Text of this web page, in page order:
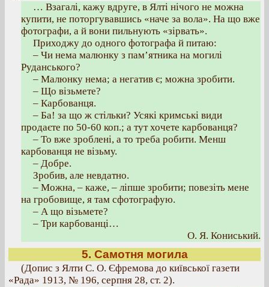
… Взагалі, кажу вдруге, в Ялті нічого не можна
купити, не поторгувавшись «наче за вола». На що вже
фотографи, а й вони пильнують «зірвать».
Приходжу до одного фотографа й питаю:
– Чи нема малюнку з пам’ятника на могилі
Руданського?
– Малюнку нема; а негатив є; можна зробити.
– Що візьмете?
– Карбованця.
– Ба! за що ж стільки? Усякі кримські види
продаєте по 50-60 коп.; а тут хочете карбованця?
– То вже зроблені, а то треба робити. Менш
карбованця не візьму.
– Добре.
Зробив, але невдатно.
– Можна, – каже, – ліпше зробити; повезіть мене
на гробовище, я там сфотографую.
– А що візьмете?
– Три карбованці…
О. Я. Кониський.
5. Самотня могила
(Допис з Ялти С. О. Єфремова до київської газети
«Рада» 1913, № 196, серпня 28, ст. 2).